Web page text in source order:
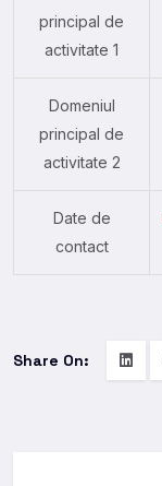
principal de
activitate 1
Domeniul
principal de
activitate 2
Date de
contact
Share On: